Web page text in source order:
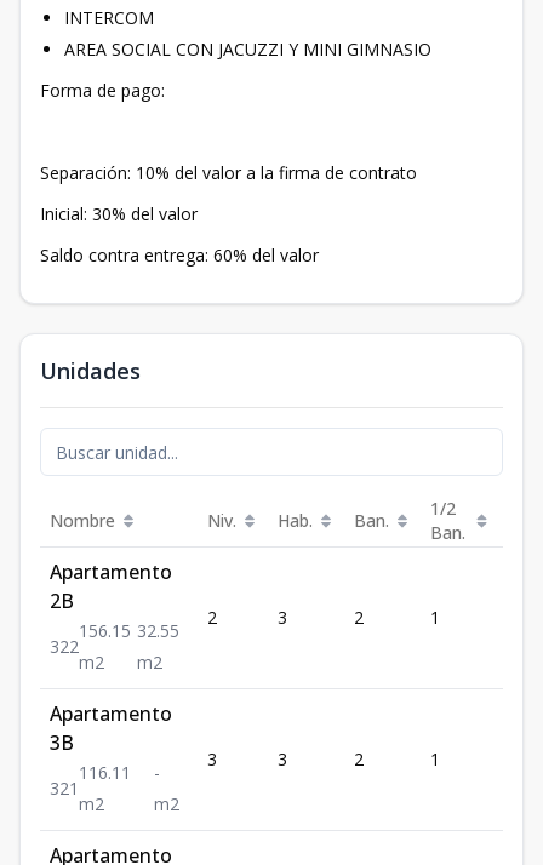
INTERCOM
AREA SOCIAL CON JACUZZI Y MINI GIMNASIO
Forma de pago:
Separación: 10% del valor a la firma de contrato
Inicial: 30% del valor
Saldo contra entrega: 60% del valor
Unidades
Nombre Niv. Hab. Ban.
1/2
Ban.
Apartamento
2B
322
156.15
m2
32.55
m2
2 3 2 1
Apartamento
3B
321
116.11
m2
-
m2
3 3 2 1
Apartamento